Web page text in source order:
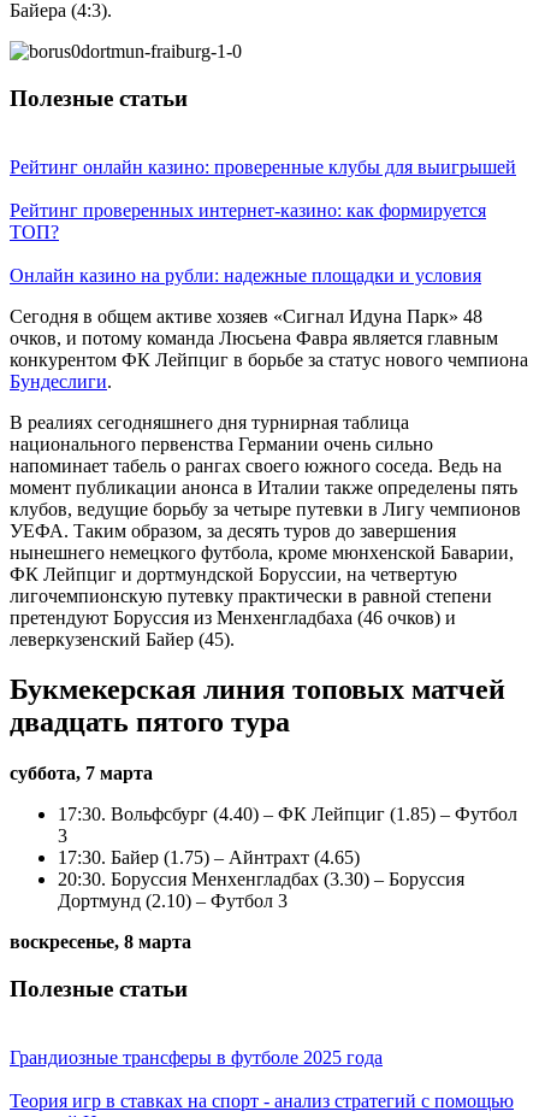
Байера (4:3).
Полезные статьи
Рейтинг онлайн казино: проверенные клубы для выигрышей
Рейтинг проверенных интернет-казино: как формируется
ТОП?
Онлайн казино на рубли: надежные площадки и условия
Сегодня в общем активе хозяев «Сигнал Идуна Парк» 48
очков, и потому команда Люсьена Фавра является главным
конкурентом ФК Лейпциг в борьбе за статус нового чемпиона
Бундеслиги.
В реалиях сегодняшнего дня турнирная таблица
национального первенства Германии очень сильно
напоминает табель о рангах своего южного соседа. Ведь на
момент публикации анонса в Италии также определены пять
клубов, ведущие борьбу за четыре путевки в Лигу чемпионов
УЕФА. Таким образом, за десять туров до завершения
нынешнего немецкого футбола, кроме мюнхенской Баварии,
ФК Лейпциг и дортмундской Боруссии, на четвертую
лигочемпионскую путевку практически в равной степени
претендуют Боруссия из Менхенгладбаха (46 очков) и
леверкузенский Байер (45).
Букмекерская линия топовых матчей
двадцать пятого тура
суббота, 7 марта
17:30. Вольфсбург (4.40) – ФК Лейпциг (1.85) – Футбол
3
17:30. Байер (1.75) – Айнтрахт (4.65)
20:30. Боруссия Менхенгладбах (3.30) – Боруссия
Дортмунд (2.10) – Футбол 3
воскресенье, 8 марта
Полезные статьи
Грандиозные трансферы в футболе 2025 года
Теория игр в ставках на спорт - анализ стратегий с помощью